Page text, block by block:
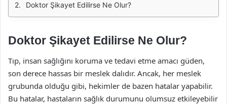
Doktor Şikayet Edilirse Ne Olur?
Doktor Şikayet Edilirse Ne Olur?
Tıp, insan sağlığını koruma ve tedavi etme amacı güden,
son derece hassas bir meslek dalıdır. Ancak, her meslek
grubunda olduğu gibi, hekimler de bazen hatalar yapabilir.
Bu hatalar, hastaların sağlık durumunu olumsuz etkileyebilir